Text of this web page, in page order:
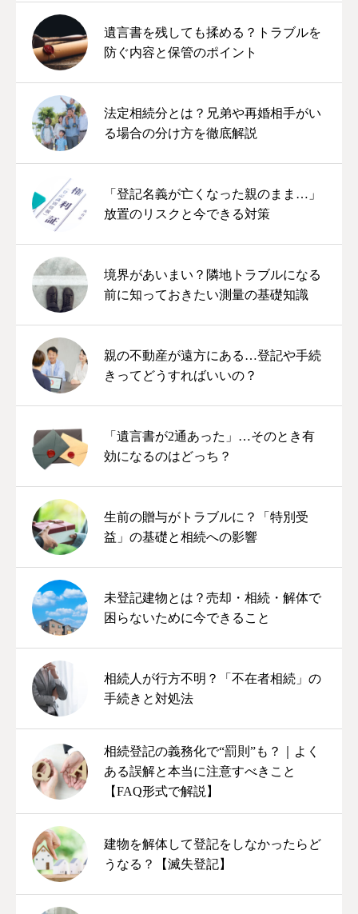
遺言書を残しても揉める？トラブルを
防ぐ内容と保管のポイント
法定相続分とは？兄弟や再婚相手がい
る場合の分け方を徹底解説
「登記名義が亡くなった親のまま…」
放置のリスクと今できる対策
境界があいまい？隣地トラブルになる
前に知っておきたい測量の基礎知識
親の不動産が遠方にある…登記や手続
きってどうすればいいの？
「遺言書が2通あった」…そのとき有
効になるのはどっち？
生前の贈与がトラブルに？「特別受
益」の基礎と相続への影響
未登記建物とは？売却・相続・解体で
困らないために今できること
相続人が行方不明？「不在者相続」の
手続きと対処法
相続登記の義務化で“罰則”も？｜よく
ある誤解と本当に注意すべきこと
【FAQ形式で解説】
建物を解体して登記をしなかったらど
うなる？【滅失登記】